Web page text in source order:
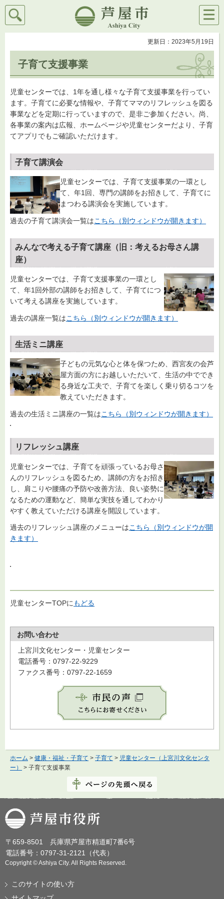
芦屋市
検索
メニ
ュー
更新日：2023年5月19日
子育て支援事業
児童センターでは、1年を通し様々な子育て支援事業を行ってい
ます。子育てに必要な情報や、子育てママのリフレッシュを図る
事業などを定期に行っていますので、是非ご参加ください。尚、
各事業の案内は広報、ホームページや児童センターだより、子育
てアプリでもご確認いただけます。
子育て講演会
児童センターでは、子育て支援事業の一環とし
て、年1回、専門の講師をお招きして、子育てに
まつわる講演会を実施しています。
過去の子育て講演会一覧はこちら（別ウィンドウが開きます）
みんなで考える子育て講座（旧：考えるお母さん講
座）
児童センターでは、子育て支援事業の一環とし
て、年1回外部の講師をお招きして、子育てにつ
いて考える講座を実施しています。
過去の講座一覧はこちら（別ウィンドウが開きます）
生活ミニ講座
子どもの元気な心と体を保つため、西宮友の会芦
屋方面の方にお越しいただいて、生活の中ででき
る身近な工夫で、子育てを楽しく乗り切るコツを
教えていただきます。
過去の生活ミニ講座の一覧はこちら（別ウィンドウが開きます）
リフレッシュ講座
児童センターでは、子育てを頑張っているお母さ
んのリフレッシュを図るため、講師の方をお招き
し、肩こりや腰痛の予防や改善方法、良い姿勢に
なるための運動など、簡単な実技を通してわかり
やすく教えていただける講座を開設しています。
過去のリフレッシュ講座のメニューはこちら（別ウィンドウが開
きます）
児童センターTOPに もどる
お問い合わせ
上宮川文化センター・児童センター
電話番号：0797-22-9229
ファクス番号：0797-22-1659
ホーム > 健康・福祉・子育て > 子育て > 児童センター（上宮川文化センタ
ー）
> 子育て支援事業
芦屋市役所
〒659-8501 兵庫県芦屋市精道町7番6号
電話番号：0797-31-2121（代表）
Copyright © Ashiya City. All Rights Reserved.
このサイトの使い方